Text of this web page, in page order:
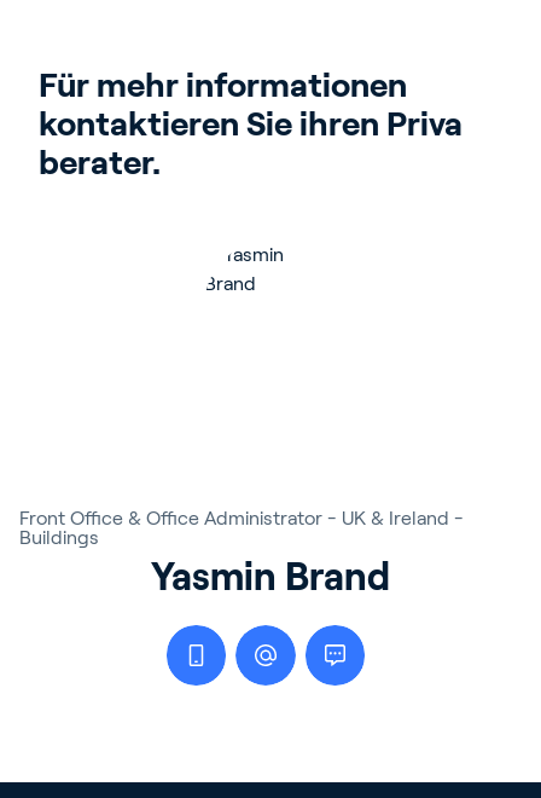
Für mehr informationen
kontaktieren Sie ihren Priva
berater.
Front Office & Office Administrator - UK & Ireland -
Buildings
Yasmin Brand